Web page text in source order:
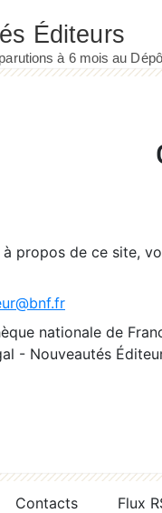
propos de ce site,
nationale de
- Nouveautés
Contacts
Flux